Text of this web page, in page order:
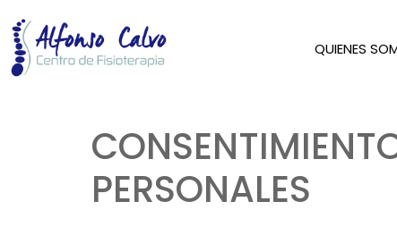
QUIENES
Terminos y
PERSONALES